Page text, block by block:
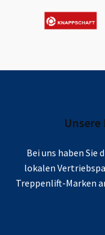
Unsere
Bei uns haben Sie
lokalen
Treppenlift-Marken